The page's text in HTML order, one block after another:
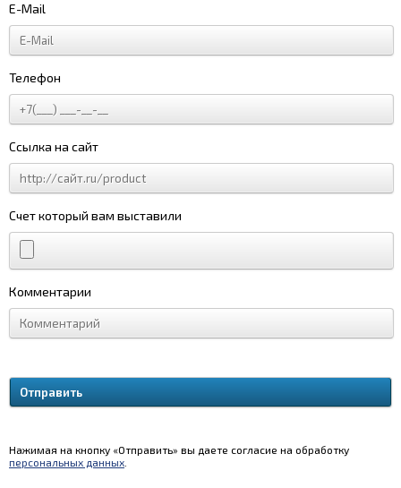
E-Mail
Телефон
Ссылка на сайт
Счет который вам выставили
Комментарии
Нажимая на кнопку «Отправить» вы даете согласие на обработку
персональных данных